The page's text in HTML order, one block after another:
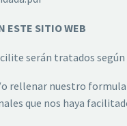
ESTE SITIO WEB
serán tratados
o rellenar nuestro
que nos haya